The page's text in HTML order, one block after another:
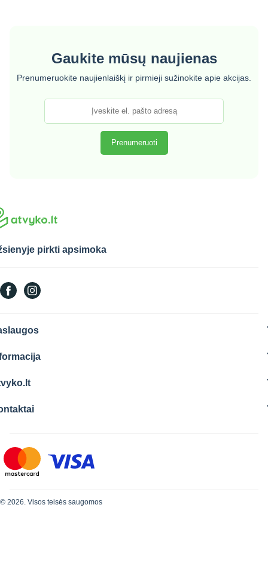
Gaukite mūsų naujienas
Prenumeruokite naujienlaiškį ir pirmieji sužinokite apie akcijas.
pirkti apsimoka
© 2026. Visos teisės saugomos